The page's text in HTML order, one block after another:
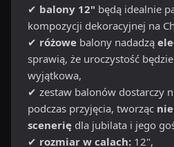
✔ balony 12" będą idealnie
kompozycji dekoracyjnej na
✔ różowe balony nadadzą
sprawią, że uroczystość
wyjątkowa,
✔ zestaw balonów dostarczy
podczas przyjęcia, tworząc
scenerię dla jubilata i jego
✔ rozmiar w calach: 12",